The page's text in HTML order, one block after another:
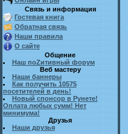
Связь и информация
Гостевая книга
Обратная связь
Наши правила
О сайте
Общение
Наш поZитивный форум
Веб мастеру
Наши баннеры
Как получить 10575
посетителей в день!
Новый спонсор в Рунете!
Оплата любых сумм! Нет
минимума!
Друзья
Наши друзья